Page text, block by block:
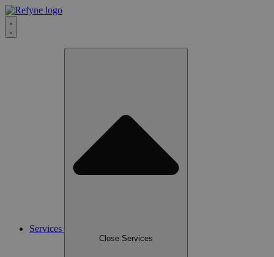
Services
Close Services